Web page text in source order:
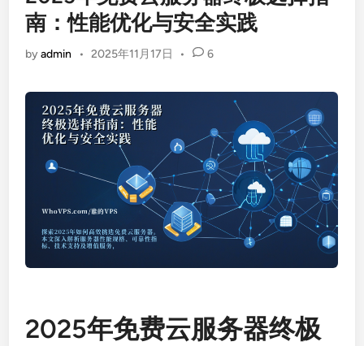
南：性能优化与安全实践
byadmin • 2025年11月17日 • 6
2025年免费云服务器终极